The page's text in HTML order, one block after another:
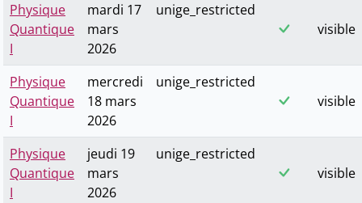
Physique
Quantique
I
mardi 17
mars
2026
unige_restricted
visible
Physique
Quantique
I
mercredi
18 mars
2026
unige_restricted
visible
Physique
Quantique
I
jeudi 19
mars
2026
unige_restricted
visible